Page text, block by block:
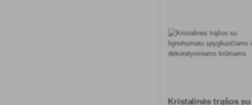
Kristalinės trąšos su